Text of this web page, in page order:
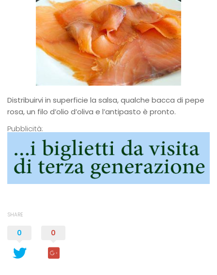
Distribuirvi in superficie la salsa, qualche bacca di pepe
rosa, un filo d’olio d’oliva e l’antipasto è pronto.
Pubblicità:
SHARE
0 0